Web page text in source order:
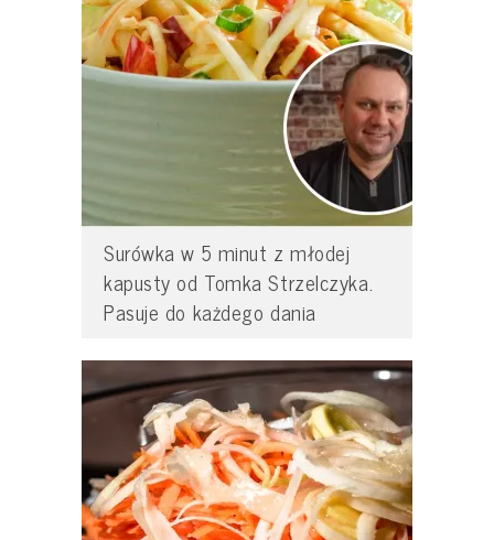
Surówka w 5 minut z młodej
kapusty od Tomka Strzelczyka.
Pasuje do każdego dania